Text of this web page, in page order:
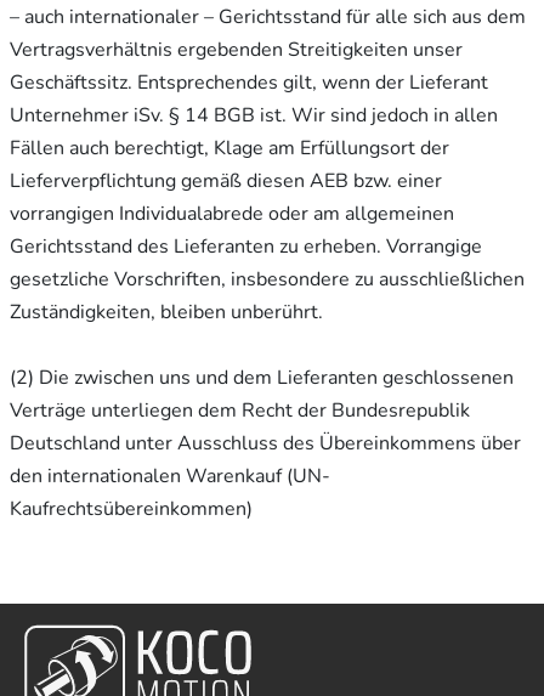
– auch internationaler – Gerichtsstand für alle sich aus dem
Vertragsverhältnis ergebenden Streitigkeiten unser
Geschäftssitz. Entsprechendes gilt, wenn der Lieferant
Unternehmer iSv. § 14 BGB ist. Wir sind jedoch in allen
Fällen auch berechtigt, Klage am Erfüllungsort der
Lieferverpflichtung gemäß diesen AEB bzw. einer
vorrangigen Individualabrede oder am allgemeinen
Gerichtsstand des Lieferanten zu erheben. Vorrangige
gesetzliche Vorschriften, insbesondere zu ausschließlichen
Zuständigkeiten, bleiben unberührt.
(2) Die zwischen uns und dem Lieferanten geschlossenen
Verträge unterliegen dem Recht der Bundesrepublik
Deutschland unter Ausschluss des Übereinkommens über
den internationalen Warenkauf (UN-
Kaufrechtsübereinkommen)